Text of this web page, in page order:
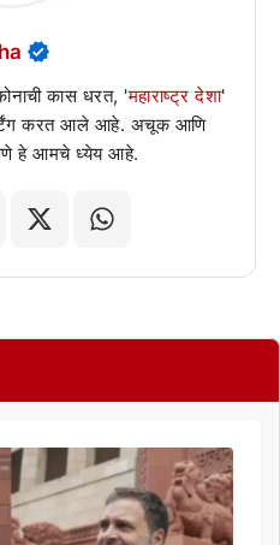
कास धरत, 'महाराष्ट्र देशा'
करत आले आहे. अचूक आणि
हे आमचे ध्येय आहे.